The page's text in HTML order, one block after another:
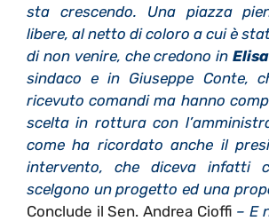
sta crescendo. Una piazza
libere, al netto di coloro a cui è
di non venire, che credono in
sindaco e in Giuseppe Conte,
ricevuto comandi ma hanno
scelta in rottura con
come ha ricordato anche il
intervento, che diceva infatti
scelgono un progetto ed una
Conclude il Sen. Andrea Cioffi – E